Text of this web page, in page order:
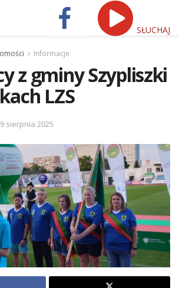
SŁUCHAJ
Informacje
z gminy Szypliszki
LZS
sierpnia 2025